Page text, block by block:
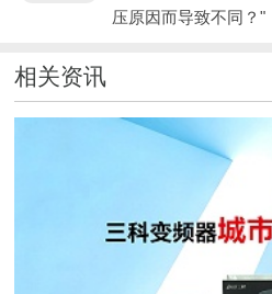
压原因而导致不同？"
相关资讯